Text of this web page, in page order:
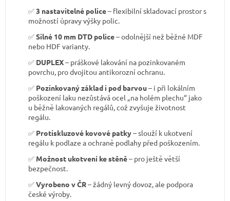
✅3 nastavitelné police– flexibilní skladovací prostor s
možností úpravy výšky polic.
✅Silné 10 mm DTD police– odolnější než běžné MDF
nebo HDF varianty.
✅ DUPLEX– práškové lakování na pozinkovaném
povrchu, pro dvojitou antikorozní ochranu.
✅ Pozinkovaný základ i pod barvou– i při lokálním
poškození laku nezůstává ocel „na holém plechu“ jako
u běžně lakovaných regálů, což zvyšuje životnost
regálu.
✅ Protiskluzové kovové patky– slouží k ukotvení
regálu k podlaze a ochraně podlahy před poškozením.
✅ Možnost ukotvení ke stěně– pro ještě větší
bezpečnost.
✅Vyrobeno v ČR– žádný levný dovoz, ale podpora
české výroby.